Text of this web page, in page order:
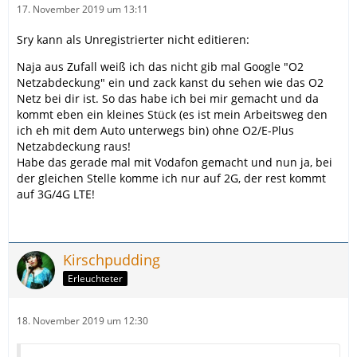
17. November 2019 um 13:11
Sry kann als Unregistrierter nicht editieren:
Naja aus Zufall weiß ich das nicht gib mal Google "O2
Netzabdeckung" ein und zack kanst du sehen wie das O2
Netz bei dir ist. So das habe ich bei mir gemacht und da
kommt eben ein kleines Stück (es ist mein Arbeitsweg den
ich eh mit dem Auto unterwegs bin) ohne O2/E-Plus
Netzabdeckung raus!
Habe das gerade mal mit Vodafon gemacht und nun ja, bei
der gleichen Stelle komme ich nur auf 2G, der rest kommt
auf 3G/4G LTE!
Kirschpudding
Erleuchteter
18. November 2019 um 12:30